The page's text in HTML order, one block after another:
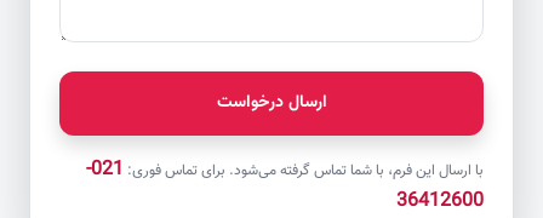
ارسال درخواست
با ارسال این فرم، با شما تماس گرفته می‌شود. برای تماس فوری:
021-
36412600